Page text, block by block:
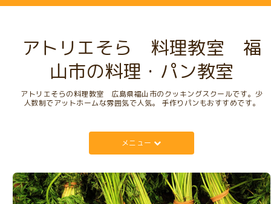
アトリエそら 料理教室 福
山市の料理・パン教室
アトリエそらの料理教室 広島県福山市のクッキングスクールです。少
人数制でアットホームな雰囲気で人気。 手作りパンもおすすめです。
メニュー